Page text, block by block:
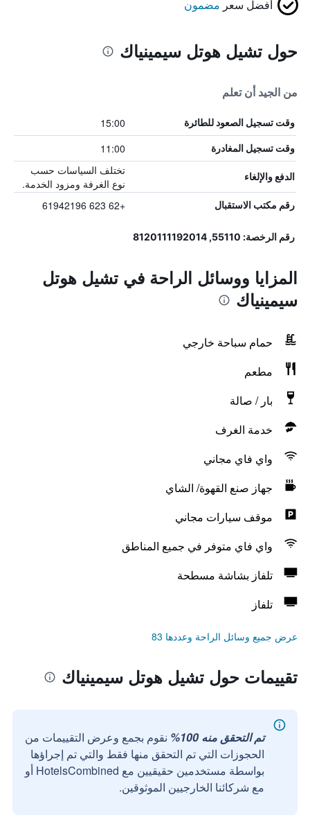
أفضل سعر مضمون
حول تشيل هوتل سيمينياك
من الجيد أن تعلم
وقت تسجيل الصعود للطائرة 15:00
وقت تسجيل المغادرة 11:00
الدفع والإلغاء
تختلف السياسات حسب
نوع الغرفة ومزود الخدمة.
رقم مكتب الاستقبال +62 623 61942196
رقم الرخصة: 55110, 8120111192014
المزايا ووسائل الراحة في تشيل هوتل
سيمينياك
حمام سباحة خارجي
مطعم
بار / صالة
خدمة الغرف
واي فاي مجاني
جهاز صنع القهوة/ الشاي
موقف سيارات مجاني
واي فاي متوفر في جميع المناطق
تلفاز بشاشة مسطحة
تلفاز
عرض جميع وسائل الراحة وعددها 83
تقييمات حول تشيل هوتل سيمينياك
تم التحقق منه 100%
نقوم بجمع وعرض التقييمات من
الحجوزات التي تم التحقق منها فقط والتي تم إجراؤها
بواسطة مستخدمين حقيقيين مع HotelsCombined أو
مع شركائنا الخارجيين الموثوقين.